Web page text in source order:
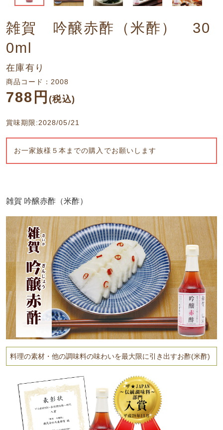
雑賀 吟醸赤酢（米酢） 30
0ml
在庫有り
商品コード：2008
788円 (税込)
賞味期限:2028/05/21
お一家族様５本までの購入でお願いします
雑賀 吟醸赤酢（米酢）
料理の素材・他の調味料の味わいを最大限に引き出すお酢(米酢)